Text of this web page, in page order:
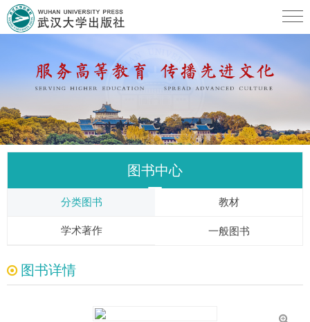
图书中心
分类图书 教材
学术著作 一般图书
图书详情